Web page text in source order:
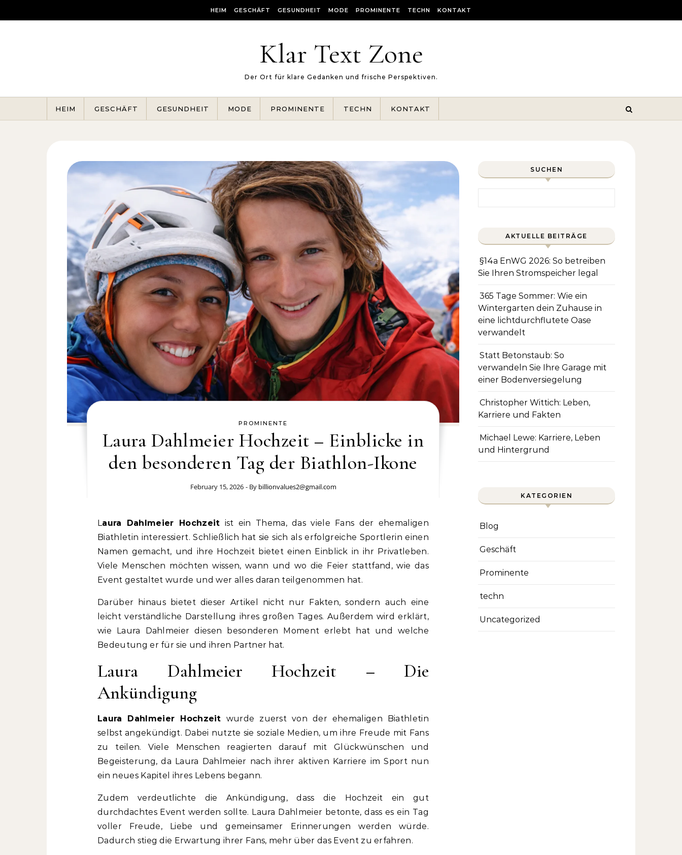
HEIM GESCHÄFT GESUNDHEIT MODE PROMINENTE TECHN KONTAKT
Klar Text Zone
Der Ort für klare Gedanken und frische Perspektiven.
HEIM GESCHÄFT GESUNDHEIT MODE PROMINENTE TECHN KONTAKT
PROMINENTE
Laura Dahlmeier Hochzeit – Einblicke in
den besonderen Tag der Biathlon-Ikone
February 15, 2026 - By billionvalues2@gmail.com
Laura Dahlmeier Hochzeit ist ein Thema, das viele Fans der ehemaligen
Biathletin interessiert. Schließlich hat sie sich als erfolgreiche Sportlerin einen
Namen gemacht, und ihre Hochzeit bietet einen Einblick in ihr Privatleben.
Viele Menschen möchten wissen, wann und wo die Feier stattfand, wie das
Event gestaltet wurde und wer alles daran teilgenommen hat.
Darüber hinaus bietet dieser Artikel nicht nur Fakten, sondern auch eine
leicht verständliche Darstellung ihres großen Tages. Außerdem wird erklärt,
wie Laura Dahlmeier diesen besonderen Moment erlebt hat und welche
Bedeutung er für sie und ihren Partner hat.
Laura Dahlmeier Hochzeit – Die
Ankündigung
Laura Dahlmeier Hochzeit wurde zuerst von der ehemaligen Biathletin
selbst angekündigt. Dabei nutzte sie soziale Medien, um ihre Freude mit Fans
zu teilen. Viele Menschen reagierten darauf mit Glückwünschen und
Begeisterung, da Laura Dahlmeier nach ihrer aktiven Karriere im Sport nun
ein neues Kapitel ihres Lebens begann.
Zudem verdeutlichte die Ankündigung, dass die Hochzeit ein gut
durchdachtes Event werden sollte. Laura Dahlmeier betonte, dass es ein Tag
voller Freude, Liebe und gemeinsamer Erinnerungen werden würde.
Dadurch stieg die Erwartung ihrer Fans, mehr über das Event zu erfahren.
SUCHEN
AKTUELLE BEITRÄGE
§14a EnWG 2026: So betreiben
Sie Ihren Stromspeicher legal
365 Tage Sommer: Wie ein
Wintergarten dein Zuhause in
eine lichtdurchflutete Oase
verwandelt
Statt Betonstaub: So
verwandeln Sie Ihre Garage mit
einer Bodenversiegelung
Christopher Wittich: Leben,
Karriere und Fakten
Michael Lewe: Karriere, Leben
und Hintergrund
KATEGORIEN
Blog
Geschäft
Prominente
techn
Uncategorized